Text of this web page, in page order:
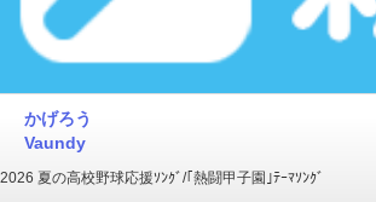
かげろう
Vaundy
2026 夏の高校野球応援ｿﾝｸﾞ/｢熱闘甲子園｣ﾃｰﾏｿﾝｸﾞ